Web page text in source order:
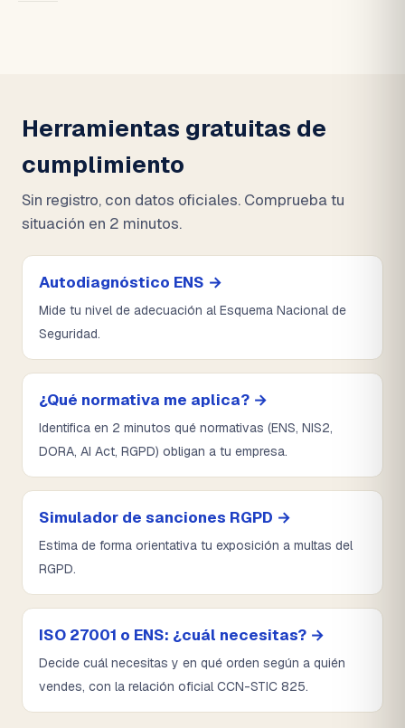
Herramientas gratuitas de
cumplimiento
Sin registro, con datos oficiales. Comprueba tu
situación en 2 minutos.
Autodiagnóstico ENS →
Mide tu nivel de adecuación al Esquema Nacional de
Seguridad.
¿Qué normativa me aplica? →
Identifica en 2 minutos qué normativas (ENS, NIS2,
DORA, AI Act, RGPD) obligan a tu empresa.
Simulador de sanciones RGPD →
Estima de forma orientativa tu exposición a multas del
RGPD.
ISO 27001 o ENS: ¿cuál necesitas? →
Decide cuál necesitas y en qué orden según a quién
vendes, con la relación oficial CCN-STIC 825.